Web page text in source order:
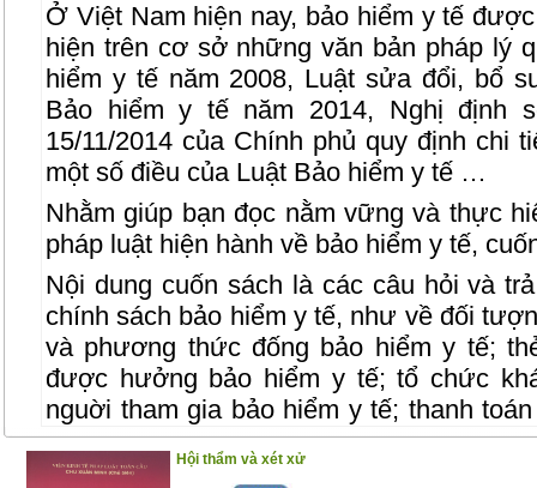
Ở Việt Nam hiện nay, bảo hiểm y tế
hiện trên cơ sở những văn bản pháp lý
hiểm y tế năm 2008, Luật sửa đổi, bổ
Bảo hiểm y tế năm 2014, Nghị định
15/11/2014 của Chính phủ quy định chi
một số điều của Luật Bảo hiểm y tế …
Nhằm giúp bạn đọc nằm vững và thực
pháp luật hiện hành về bảo hiểm y tế,
Nội dung cuốn sách là các câu hỏi và
chính sách bảo hiểm y tế, như về đối
và phương thức đống bảo hiểm y tế;
được hưởng bảo hiểm y tế; tổ chức
nguời tham gia bảo hiểm y tế; thanh
bệnh bảo hiểm y tế; quỹ bảo hiểm y tế;
các bên liên quan đến bảo hiểm y tế…
Hội thẩm và xét xử